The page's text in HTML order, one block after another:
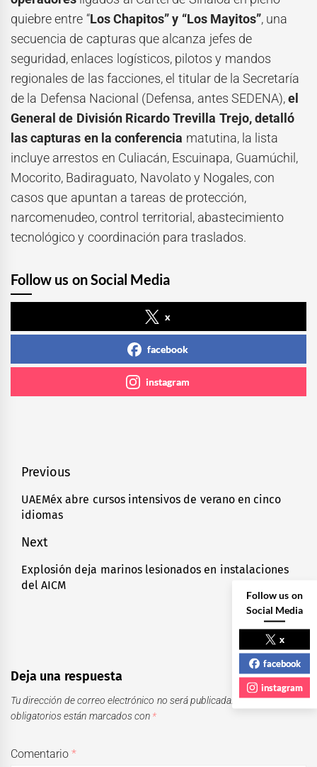
quiebre entre “Los Chapitos” y “Los Mayitos”, una
secuencia de capturas que alcanza jefes de
seguridad, enlaces logísticos, pilotos y mandos
regionales de las facciones, el titular de la Secretaría
de la Defensa Nacional (Defensa, antes SEDENA),el
General de División Ricardo Trevilla Trejo, detalló
las capturas en la conferencia matutina, la lista
incluye arrestos en Culiacán, Escuinapa, Guamúchil,
Mocorito, Badiraguato, Navolato y Nogales, con
casos que apuntan a tareas de protección,
narcomenudeo, control territorial, abastecimiento
tecnológico y coordinación para traslados.
Follow us on Social Media
x
facebook
instagram
Navegación
de
entradas
Previous
Previous
post:
UAEMéx abre cursos intensivos de verano en cinco
idiomas
Next
Next
post:
Explosión deja marinos lesionados en instalaciones
del AICM
Deja una respuesta
Tu dirección de correo electrónico no será publicada.
Los campos
obligatorios están marcados con *
Comentario*
Follow us on
Social Media
x
facebook
instagram